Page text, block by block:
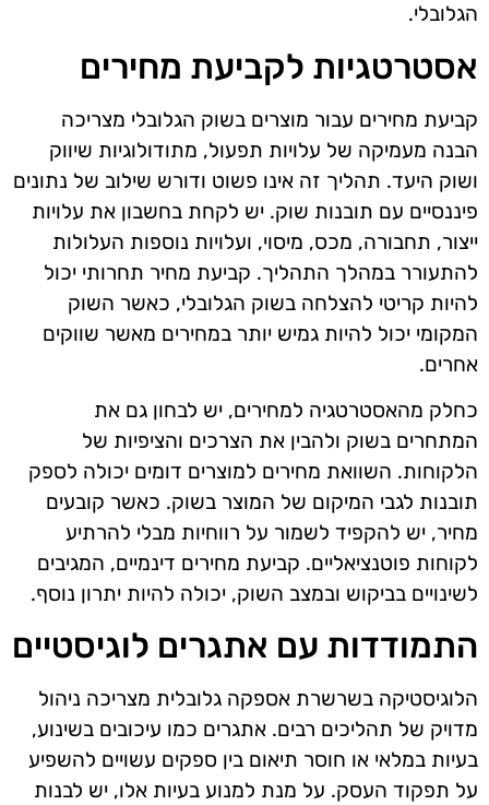
הגלובלי.
אסטרטגיות לקביעת מחירים
קביעת מחירים עבור מוצרים בשוק הגלובלי מצריכה
הבנה מעמיקה של עלויות תפעול, מתודולוגיות שיווק
ושוק היעד. תהליך זה אינו פשוט ודורש שילוב של נתונים
פיננסיים עם תובנות שוק. יש לקחת בחשבון את עלויות
ייצור, תחבורה, מכס, מיסוי, ועלויות נוספות העלולות
להתעורר במהלך התהליך. קביעת מחיר תחרותי יכול
להיות קריטי להצלחה בשוק הגלובלי, כאשר השוק
המקומי יכול להיות גמיש יותר במחירים מאשר שווקים
אחרים.
כחלק מהאסטרטגיה למחירים, יש לבחון גם את
המתחרים בשוק ולהבין את הצרכים והציפיות של
הלקוחות. השוואת מחירים למוצרים דומים יכולה לספק
תובנות לגבי המיקום של המוצר בשוק. כאשר קובעים
מחיר, יש להקפיד לשמור על רווחיות מבלי להרתיע
לקוחות פוטנציאליים. קביעת מחירים דינמיים, המגיבים
לשינויים בביקוש ובמצב השוק, יכולה להיות יתרון נוסף.
התמודדות עם אתגרים לוגיסטיים
הלוגיסטיקה בשרשרת אספקה גלובלית מצריכה ניהול
מדויק של תהליכים רבים. אתגרים כמו עיכובים בשינוע,
בעיות במלאי או חוסר תיאום בין ספקים עשויים להשפיע
על תפקוד העסק. על מנת למנוע בעיות אלו, יש לבנות